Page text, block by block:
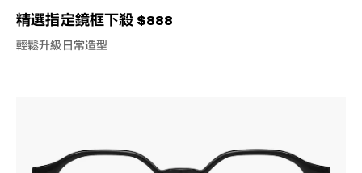
精選指定鏡框下殺 $888
輕鬆升級日常造型